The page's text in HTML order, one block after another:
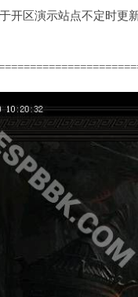
开区演示站点不定时更